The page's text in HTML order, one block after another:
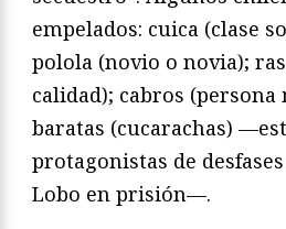
empelados: cuica (clase
polola (novio o novia);
calidad); cabros (persona
baratas (cucarachas)
protagonistas de
Lobo en prisión—.